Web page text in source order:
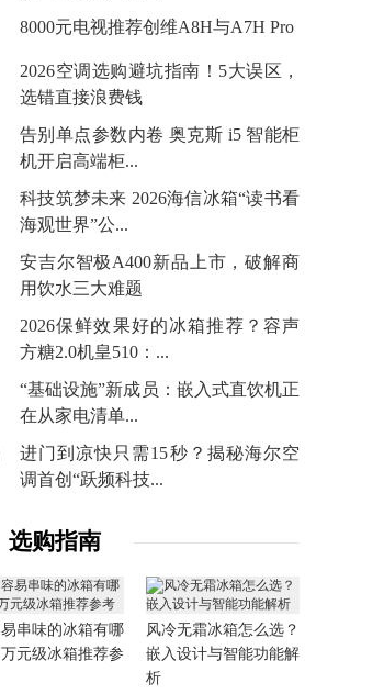
8000元电视推荐创维A8H与A7H Pro
2026空调选购避坑指南！5大误区，
选错直接浪费钱
告别单点参数内卷 奥克斯 i5 智能柜
机开启高端柜...
科技筑梦未来 2026海信冰箱“读书看
海观世界”公...
安吉尔智极A400新品上市，破解商
用饮水三大难题
2026保鲜效果好的冰箱推荐？容声
方糖2.0机皇510：...
“基础设施”新成员：嵌入式直饮机正
在从家电清单...
进门到凉快只需15秒？揭秘海尔空
调首创“跃频科技...
选购指南
串味的冰箱有哪
元级冰箱推荐参
风冷无霜冰箱怎么选？
嵌入设计与智能功能解
析